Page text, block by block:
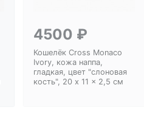
4500 ₽
Кошелёк Cross Monaco
Ivory, кожа наппа,
гладкая, цвет "слоновая
кость", 20 x 11 x 2,5 см